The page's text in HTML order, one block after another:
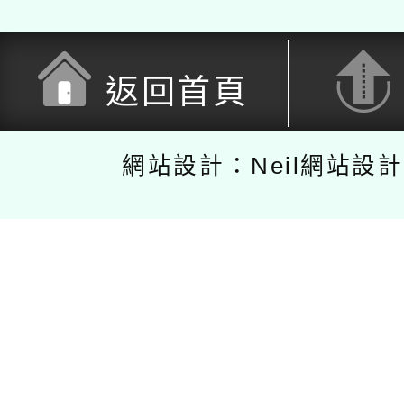
返回首頁
網站設計：Neil網站設